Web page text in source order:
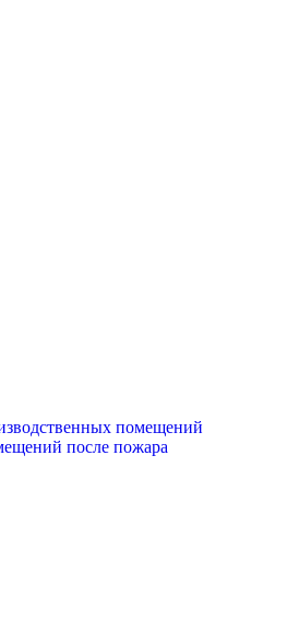
помещений
после пожара